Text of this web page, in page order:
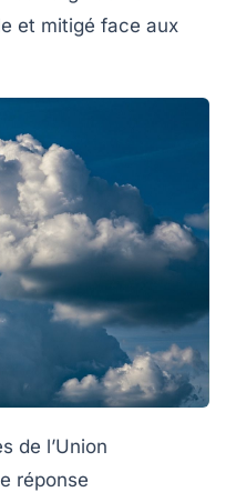
et mitigé face aux
de l’Union
réponse